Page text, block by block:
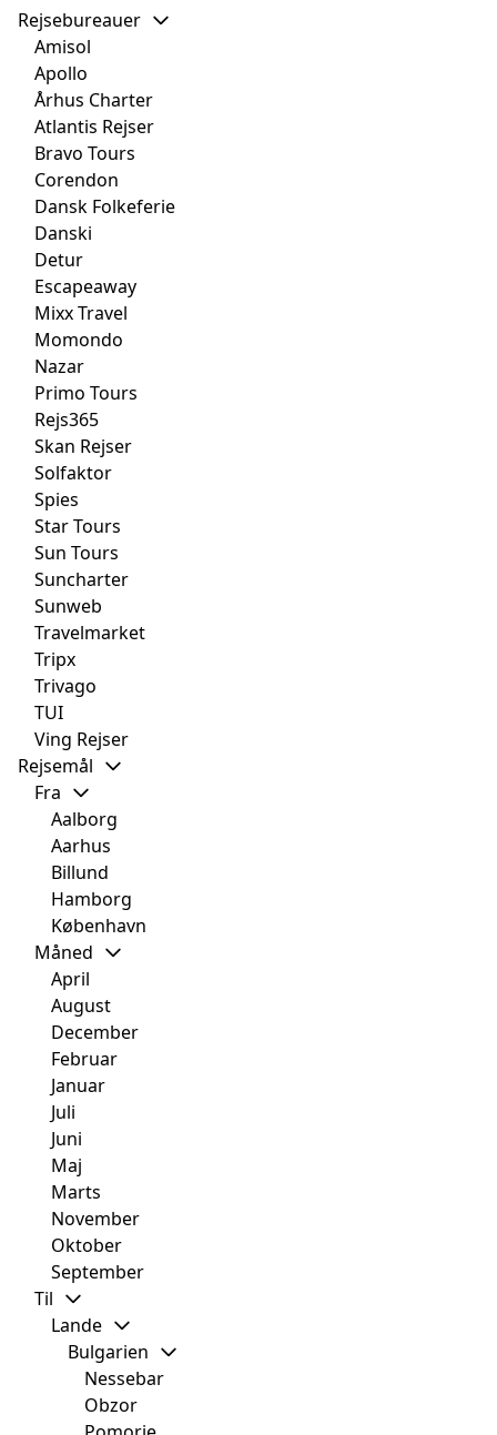
Rejsebureauer
Amisol
Apollo
Århus Charter
Atlantis Rejser
Bravo Tours
Corendon
Dansk Folkeferie
Danski
Detur
Escapeaway
Mixx Travel
Momondo
Nazar
Primo Tours
Rejs365
Skan Rejser
Solfaktor
Spies
Star Tours
Sun Tours
Suncharter
Sunweb
Travelmarket
Tripx
Trivago
TUI
Ving Rejser
Rejsemål
Fra
Aalborg
Aarhus
Billund
Hamborg
København
Måned
April
August
December
Februar
Januar
Juli
Juni
Maj
Marts
November
Oktober
September
Til
Lande
Bulgarien
Nessebar
Obzor